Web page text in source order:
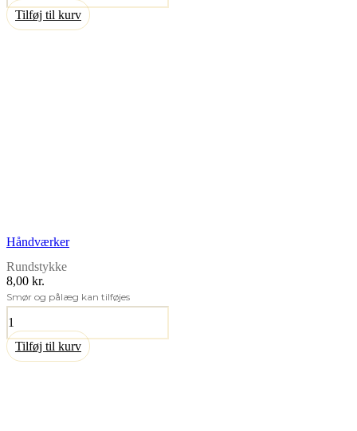
Tilføj til kurv
Håndværker
Rundstykke
8,00 kr.
Smør og pålæg kan tilføjes
Håndværker
antal
Tilføj til kurv